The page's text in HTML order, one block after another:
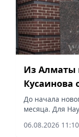
Из Алматы
Кусаинова
будущем
До начала
месяца. Для
открытии
06.08.2026 11:10